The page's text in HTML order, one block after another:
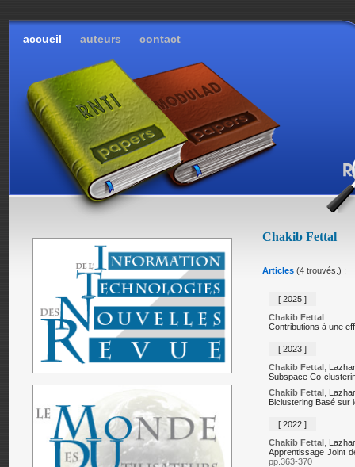
accueil auteurs contact
Chakib Fettal
Articles (4 trouvés.) :
[ 2025 ]
Chakib Fettal
Contributions à une
[ 2023 ]
Chakib Fettal,
Subspace Co-
Chakib Fettal,
Biclustering Basé sur
[ 2022 ]
Chakib Fettal,
Apprentissage Joint
pp.363-370